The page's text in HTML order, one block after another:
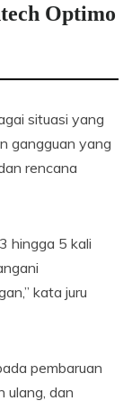
Optimo
situasi yang
gangguan yang
rencana
hingga 5 kali
kata juru
pembaruan
ulang, dan